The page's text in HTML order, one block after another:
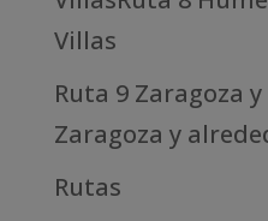
Villas
Ruta 9 Zaragoza
Zaragoza y
Rutas